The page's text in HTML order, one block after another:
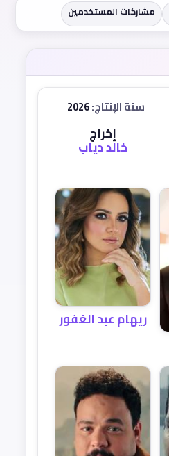
مشاركات المستخدمين
سنة الإنتاج:
إخراج
خالد دياب
ريهام عبد الغفور